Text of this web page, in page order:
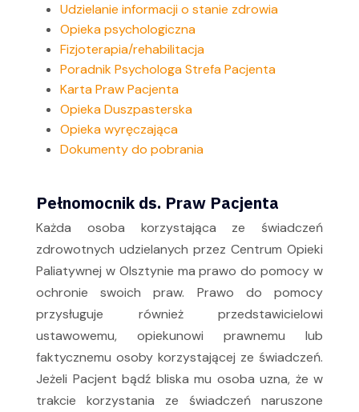
Udzielanie informacji o stanie zdrowia
Opieka psychologiczna
Fizjoterapia/rehabilitacja
Poradnik Psychologa Strefa Pacjenta
Karta Praw Pacjenta
Opieka Duszpasterska
Opieka wyręczająca
Dokumenty do pobrania
Pełnomocnik ds. Praw Pacjenta
Każda osoba korzystająca ze świadczeń
zdrowotnych udzielanych przez Centrum Opieki
Paliatywnej w Olsztynie ma prawo do pomocy w
ochronie swoich praw. Prawo do pomocy
przysługuje również przedstawicielowi
ustawowemu, opiekunowi prawnemu lub
faktycznemu osoby korzystającej ze świadczeń.
Jeżeli Pacjent bądź bliska mu osoba uzna, że w
trakcie korzystania ze świadczeń naruszone